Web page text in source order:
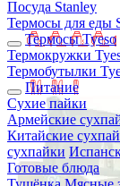
Посуда Stanley
Термосы для еды
Термосы Tyeso
Термокружки
Термобутылки
Питание
Сухие пайки
Армейские
Китайские
сухпайки
Готовые блюда